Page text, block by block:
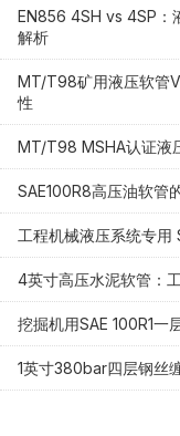
EN856 4SH vs 4SP：
解析
MT/T98矿用液压软管
性
MT/T98 MSHA认证液
SAE100R8高压油软管
工程机械液压系统专用
4英寸高压水泥软管：
挖掘机用SAE 100R1一
1英寸380bar四层钢丝